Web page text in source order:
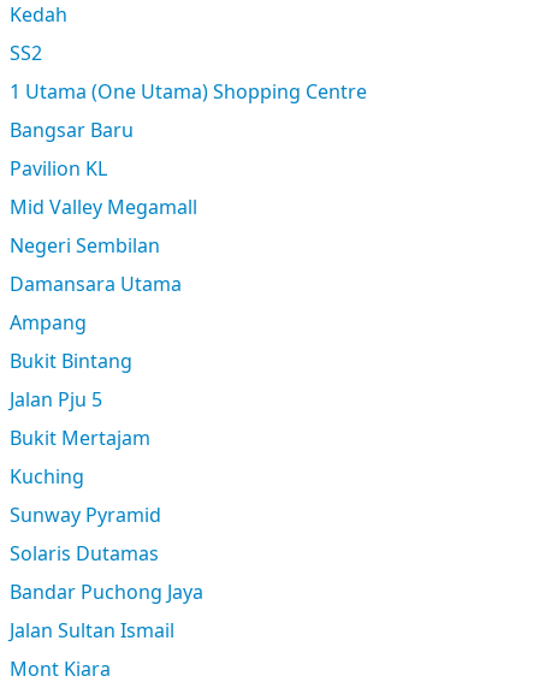
Kedah
SS2
1 Utama (One Utama) Shopping Centre
Bangsar Baru
Pavilion KL
Mid Valley Megamall
Negeri Sembilan
Damansara Utama
Ampang
Bukit Bintang
Jalan Pju 5
Bukit Mertajam
Kuching
Sunway Pyramid
Solaris Dutamas
Bandar Puchong Jaya
Jalan Sultan Ismail
Mont Kiara